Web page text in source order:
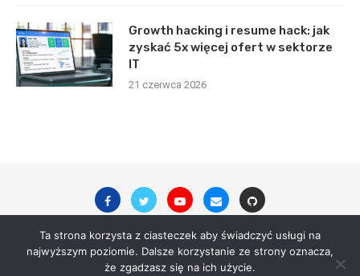
Growth hacking i resume hack: jak
zyskać 5x więcej ofert w sektorze
IT
21 czerwca 2026
© 2023 - All Right Reserved. digitalsite.pl
Ta strona korzysta z ciasteczek aby świadczyć usługi na
najwyższym poziomie. Dalsze korzystanie ze strony oznacza,
że zgadzasz się na ich użycie.